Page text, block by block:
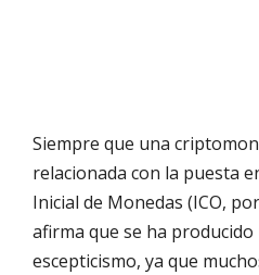
Siempre que una
relacionada con la puesta
Inicial de Monedas (ICO,
afirma que se ha
escepticismo, ya que